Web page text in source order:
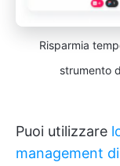
Risparmia
strumento
Puoi utilizzare
management